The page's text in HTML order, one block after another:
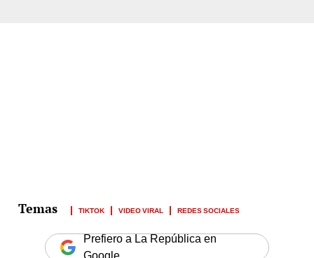
TIKTOK VIDEO VIRAL REDES SOCIALES
Prefiero a La República en